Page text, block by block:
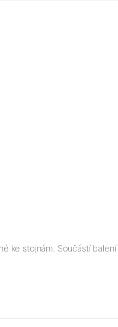
ke stojnám. Součástí